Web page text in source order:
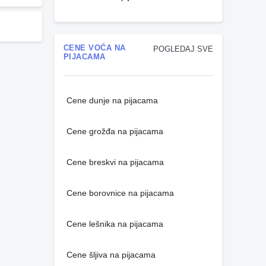
POGLEDAJ SVE
CENE VOĆA NA
PIJACAMA
Cene dunje na pijacama
Cene grožđa na pijacama
Cene breskvi na pijacama
Cene borovnice na pijacama
Cene lešnika na pijacama
Cene šljiva na pijacama